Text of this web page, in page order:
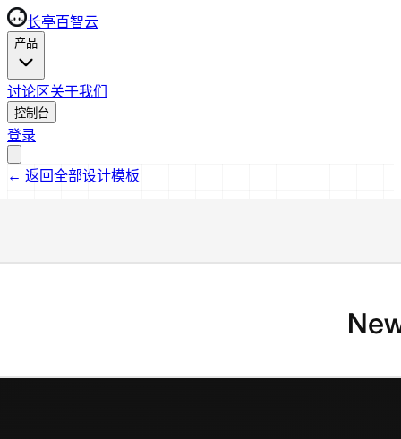
长亭百智云
产品
讨论区关于我们
控制台
登录
← 返回全部设计模板